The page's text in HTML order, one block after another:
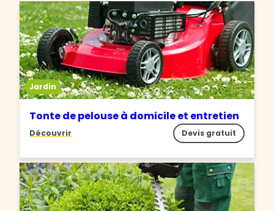
Jardin
Tonte de pelouse à domicile et entretien
Découvrir Devis gratuit